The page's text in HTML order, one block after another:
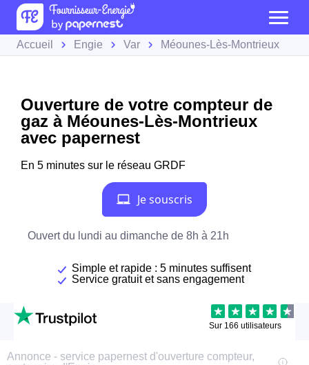
Accueil Engie Var Méounes-Lès-Montrieux